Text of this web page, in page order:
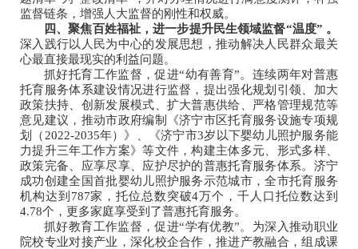
监督链条，增强人大监督的刚性和权威。
四、聚焦百姓福祉，进一步提升民生领域监督“温度” 。
深入践行以人民为中心的发展思想，推动解决人民群众最关
心最直接最现实的利益问题。
抓好托育工作监督，促进“幼有善育”。连续两年对普惠
托育服务体系建设情况进行监督，提出强化规划引领、加大
政策扶持、创新发展模式、扩大普惠供给、严格管理规范等
意见建议，推动市政府编制《济宁市区托育服务设施专项规
划（2022-2035年）》、《济宁市3岁以下婴幼儿照护服务能
力提升三年工作方案》等文件，构建主体多元、形式多样、
政策完备、应享尽享、应护尽护的普惠托育服务体系。济宁
成功创建全国首批婴幼儿照护服务示范城市，全市托育服务
机构达到787家，托位总数突破4万个，千人口托位数达到
4.78个，更多家庭享受到了普惠托育服务。
抓好教育工作监督，促进“学有优教”。为深入推动职业
院校专业对接产业，深化校企合作，推进产教融合，组成课